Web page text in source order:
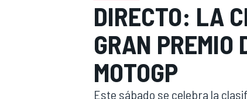
DIRECTO: LA
GRAN PREMIO
MOTOGP
Este sábado se celebra la